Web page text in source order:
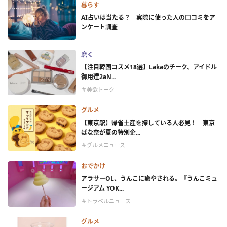
暮らす
AI占いは当たる？ 実際に使った人の口コミをア
ンケート調査
磨く
【注目韓国コスメ18選】Lakaのチーク、アイドル
御用達2aN...
＃美欲トーク
グルメ
【東京駅】帰省土産を探している人必見！ 東京
ばな奈が夏の特別企...
＃グルメニュース
おでかけ
アラサーOL、うんこに癒やされる。『うんこミュ
ージアム YOK...
＃トラベルニュース
グルメ